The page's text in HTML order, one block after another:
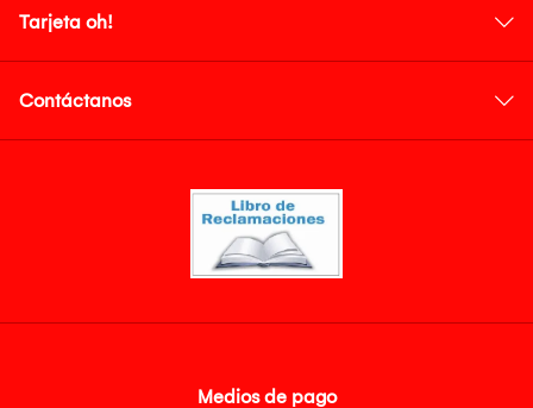
Tarjeta oh!
Contáctanos
Medios de pago